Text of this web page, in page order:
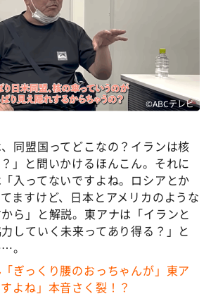
©ABCテレビ
同盟国ってどこなの？イランは核
」と問いかけるほんこん。それに
入ってないですよね。ロシアとか
ますけど、日本とアメリカのような
ら」と解説。東アナは「イランと
していく未来ってあり得る？」と
。
「ぎっくり腰のおっちゃんが」東ア
よね」本音さく裂！？